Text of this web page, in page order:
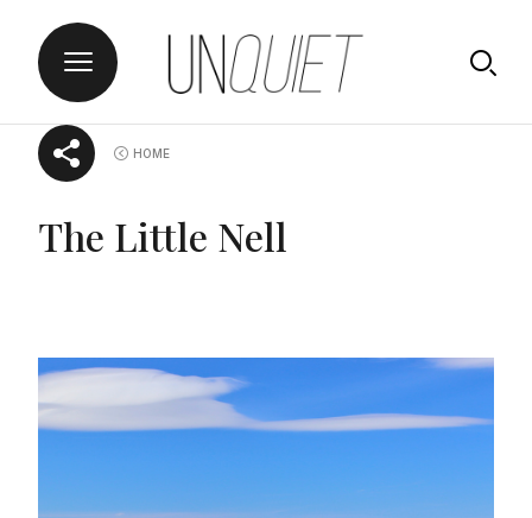
Skip
UNQUIET
HOME
The Little Nell